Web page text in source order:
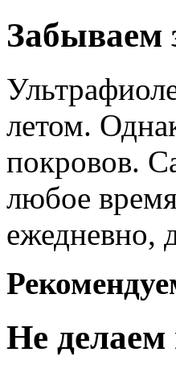
Забываем
летом.
покровов.
любое
ежедневно,
Не